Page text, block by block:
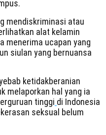
mendiskriminasi atau
alat kelamin
menerima ucapan yang
siulan yang bernuansa
ketidakberanian
melaporkan hal yang ia
tinggi di Indonesia
seksual belum